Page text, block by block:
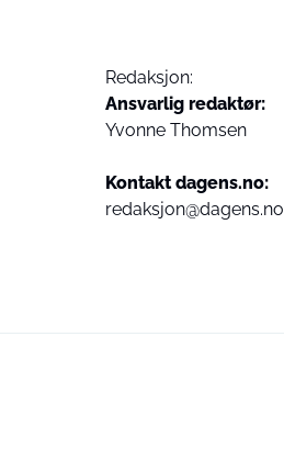
Redaksjon:
Ansvarlig redaktør:
Yvonne Thomsen
Kontakt dagens.no:
redaksjon@dagens.no